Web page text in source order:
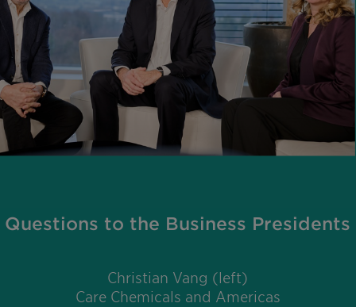
Questions to the Business Presidents
Christian Vang (left)
Care Chemicals and Americas